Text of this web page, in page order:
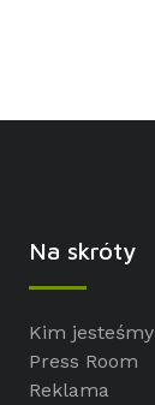
Na skróty
Kim jesteśmy
Press Room
Reklama